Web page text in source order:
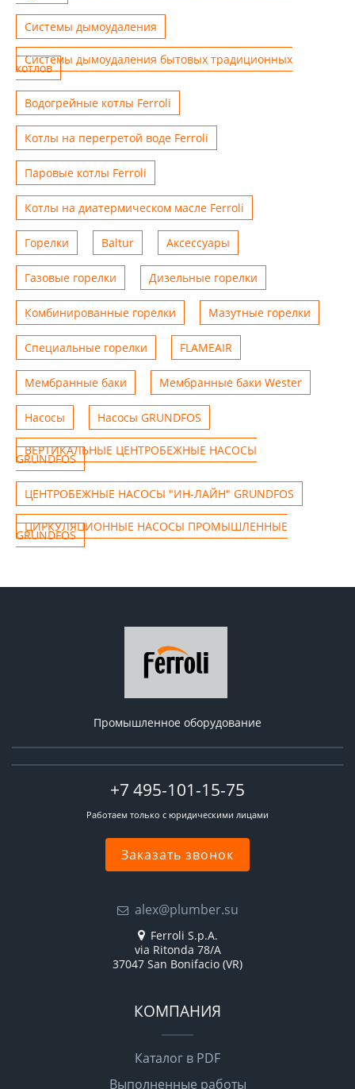
Системы дымоудаления
Системы дымоудаления бытовых традиционных
котлов
Водогрейные котлы Ferroli
Котлы на перегретой воде Ferroli
Паровые котлы Ferroli
Котлы на диатермическом масле Ferroli
Горелки Baltur Аксессуары
Газовые горелки Дизельные горелки
Комбинированные горелки Мазутные горелки
Специальные горелки FLAMEAIR
Мембранные баки Мембранные баки Wester
Насосы Насосы GRUNDFOS
ВЕРТИКАЛЬНЫЕ ЦЕНТРОБЕЖНЫЕ НАСОСЫ
GRUNDFOS
ЦЕНТРОБЕЖНЫЕ НАСОСЫ "ИН-ЛАЙН" GRUNDFOS
ЦИРКУЛЯЦИОННЫЕ НАСОСЫ ПРОМЫШЛЕННЫЕ
GRUNDFOS
Промышленное оборудование
+7 495-101-15-75
Работаем только с юридическими лицами
Заказать звонок
alex@plumber.su
Ferroli S.p.A.
via Ritonda 78/A
37047 San Bonifacio (VR)
КОМПАНИЯ
Каталог в PDF
Выполненные работы